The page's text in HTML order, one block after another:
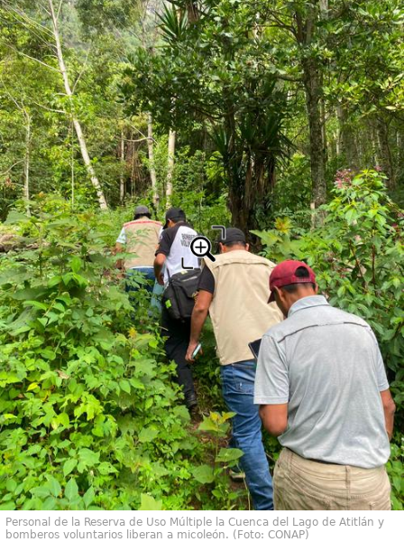
Personal de la Reserva de Uso Múltiple la Cuenca del Lago de Atitlán y
bomberos voluntarios liberan a micoleón. (Foto: CONAP)